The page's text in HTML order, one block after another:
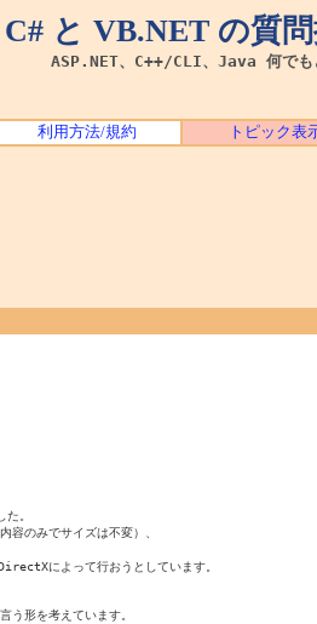
C# と VB.NET の質
ASP.NET、C++/CLI、Java 何でも
利用方法/規約 トピック表
。
容のみでサイズは不変）、
によって行おうとしています。
形を考えています。